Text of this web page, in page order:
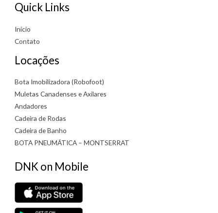
Quick Links
Início
Contato
Locações
Bota Imobilizadora (Robofoot)
Muletas Canadenses e Axilares
Andadores
Cadeira de Rodas
Cadeira de Banho
BOTA PNEUMÁTICA – MONTSERRAT
DNK on Mobile